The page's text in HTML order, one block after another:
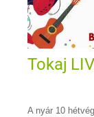
Tokaj
A nyár 10